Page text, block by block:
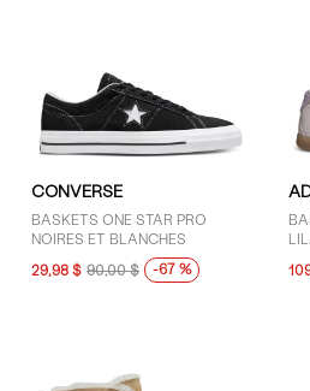
Brun (27)
Gris (31)
Mauve (3)
Vert (6)
CONVERSE
BASKETS ONE STAR PRO
NOIRES ET BLANCHES
29,98 $ 90,00 $ -67 %